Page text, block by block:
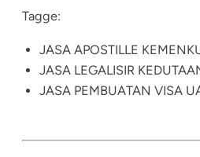
Tagge:
JASA APOSTILLE
JASA LEGALISIR
JASA PEMBUATAN VISA